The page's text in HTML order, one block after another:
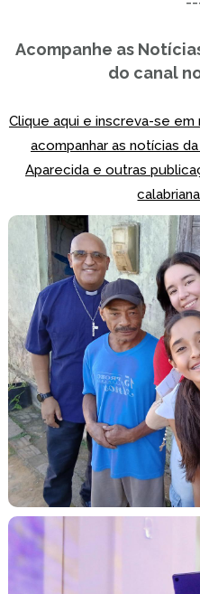
Acompanhe as
do canal
Clique aqui e inscreva-se em
acompanhar as notícias
Aparecida e outras